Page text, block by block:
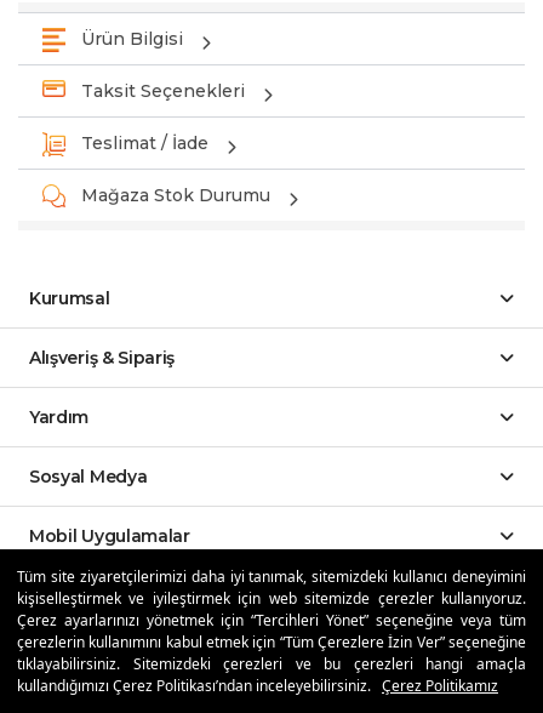
Tüm site ziyaretçilerimizi daha iyi tanımak, sitemizdeki kullanıcı deneyimini
kişiselleştirmek ve iyileştirmek için web sitemizde çerezler kullanıyoruz.
Çerez ayarlarınızı yönetmek için “Tercihleri Yönet” seçeneğine veya tüm
çerezlerin kullanımını kabul etmek için “Tüm Çerezlere İzin Ver” seçeneğine
tıklayabilirsiniz. Sitemizdeki çerezleri ve bu çerezleri hangi amaçla
kullandığımızı Çerez Politikası’ndan inceleyebilirsiniz. Çerez Politikamız
Ürün Bilgisi
Taksit Seçenekleri
Teslimat / İade
Mağaza Stok Durumu
Kurumsal
Alışveriş & Sipariş
Yardım
Sosyal Medya
Mobil Uygulamalar
Özdilekteyim'de Taksit Avantajları
Güvenli Alışveriş